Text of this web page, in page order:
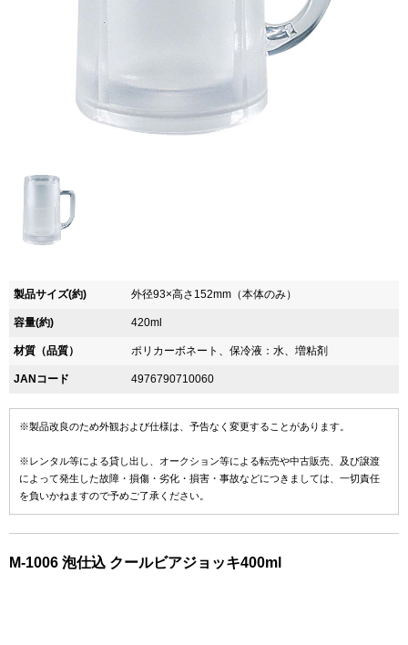
製品サイズ(約) 外径93×高さ152mm（本体のみ）
容量(約) 420ml
材質（品質） ポリカーボネート、保冷液：水、増粘剤
JANコード 4976790710060
※製品改良のため外観および仕様は、予告なく変更することがあります。
※レンタル等による貸し出し、オークション等による転売や中古販売、及び譲渡
によって発生した故障・損傷・劣化・損害・事故などにつきましては、一切責任
を負いかねますので予めご了承ください。
M-1006 泡仕込 クールビアジョッキ400ml